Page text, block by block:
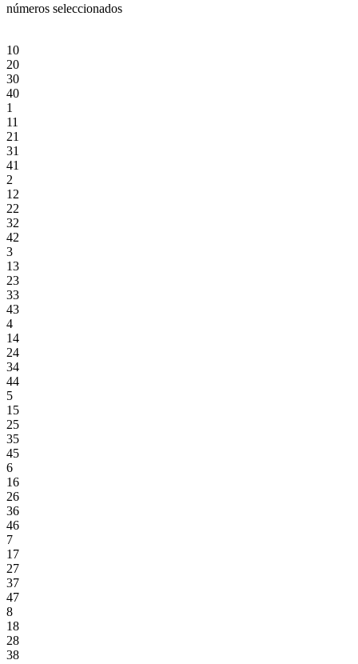
números seleccionados
10
20
30
40
1
11
21
31
41
2
12
22
32
42
3
13
23
33
43
4
14
24
34
44
5
15
25
35
45
6
16
26
36
46
7
17
27
37
47
8
18
28
38